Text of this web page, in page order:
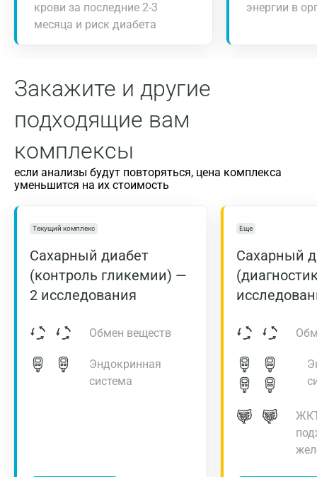
крови за последние 2-3
месяца и риск диабета
энергии в
Закажите и другие
подходящие вам
комплексы
если анализы будут повторяться, цена комплекса
уменьшится на их стоимость
Текущий комплекс
Сахарный диабет
(контроль гликемии) —
2 исследования
Обмен веществ
Эндокринная
система
Еще
Сахарный